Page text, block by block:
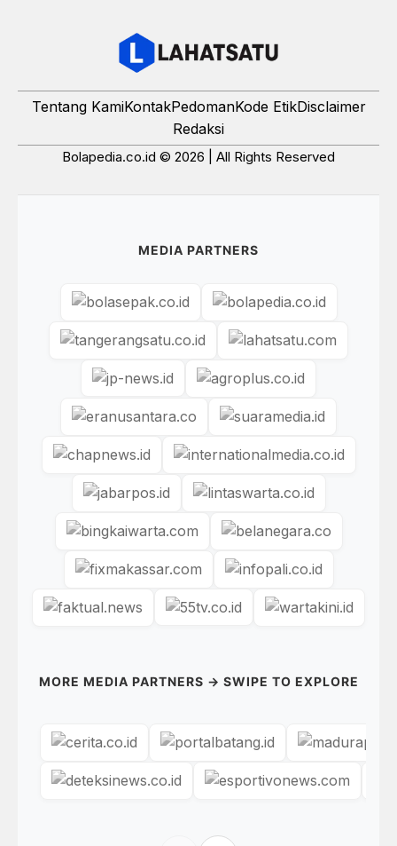
Tentang KamiKontakPedomanKode EtikDisclaimer
Redaksi
Bolapedia.co.id © 2026 | All Rights Reserved
MEDIA PARTNERS
MORE MEDIA PARTNERS → SWIPE TO EXPLORE